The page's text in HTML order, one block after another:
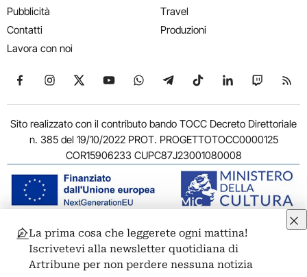
Pubblicità
Contatti
Lavora con noi
Travel
Produzioni
Seguici su Facebook
Seguici su Instagram
Seguici su X
Seguici su YouTube
Seguici su WhatsApp
Seguici su Telegram
Seguici su TikTok
Seguici su
Seguici
Sito realizzato con il contributo bando TOCC Decreto Direttoriale
n. 385 del 19/10/2022 PROT. PROGETTOTOCC0000125
COR15906233 CUPC87J23001080008
© 2011-2026 ARTRIBUNE srl – Corso Vittorio Emanuele II, 287 –
00186 Roma - P.I. 11381581005
Privacy: Responsabile della protezione dei dati personali
La prima cosa che leggerete ogni mattina!
Iscrivetevi alla newsletter quotidiana di
Artribune per non perdere nessuna notizia